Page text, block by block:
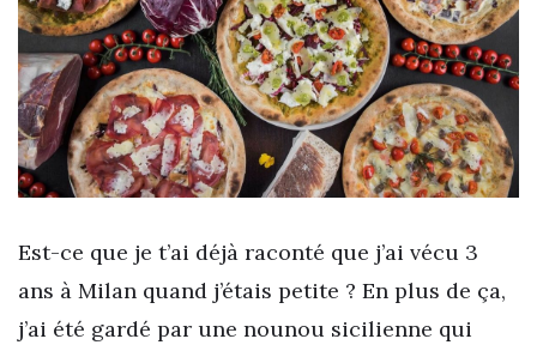
Est-ce que je t’ai déjà raconté que j’ai vécu 3
ans à Milan quand j’étais petite ? En plus de ça,
j’ai été gardé par une nounou sicilienne qui